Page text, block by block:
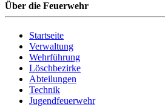
Über die Feuerwehr
Startseite
Verwaltung
Wehrführung
Löschbezirke
Abteilungen
Technik
Jugendfeuerwehr